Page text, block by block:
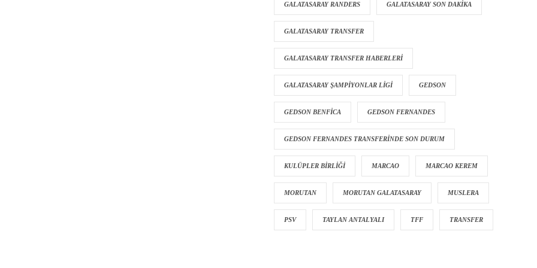
GALATASARAY RANDERS GALATASARAY SON DAKIKA
GALATASARAY TRANSFER
GALATASARAY TRANSFER HABERLERI
GALATASARAY ŞAMPIYONLAR LIGI GEDSON
GEDSON BENFICA GEDSON FERNANDES
GEDSON FERNANDES TRANSFERINDE SON DURUM
KULÜPLER BIRLIĞI MARCAO MARCAO KEREM
MORUTAN MORUTAN GALATASARAY MUSLERA
PSV TAYLAN ANTALYALI TFF TRANSFER